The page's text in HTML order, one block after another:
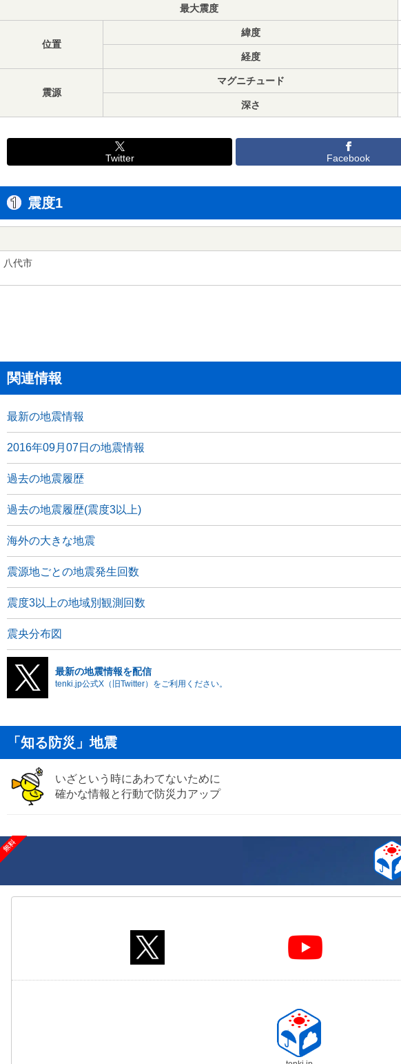
最大震度
位置
緯度
経度
震源
マグニチュード
深さ
Twitter Facebook
震度1
八代市
関連情報
最新の地震情報
2016年09月07日の地震情報
過去の地震履歴
過去の地震履歴(震度3以上)
海外の大きな地震
震源地ごとの地震発生回数
震度3以上の地域別観測回数
震央分布図
最新の地震情報を配信
tenki.jp公式X（旧Twitter）をご利用ください。
「知る防災」地震
いざという時にあわてないために
確かな情報と行動で防災力アップ